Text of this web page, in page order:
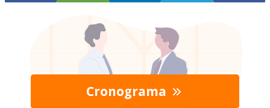
Cronograma